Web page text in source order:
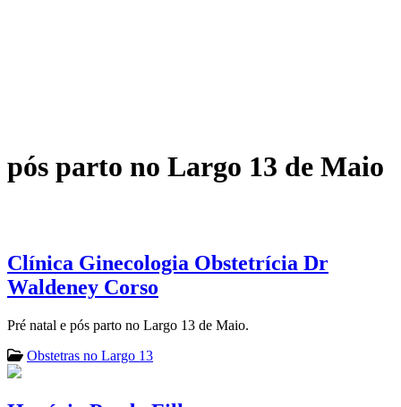
pós parto no Largo 13 de Maio
Clínica Ginecologia Obstetrícia Dr
Waldeney Corso
Pré natal e pós parto no Largo 13 de Maio.
Obstetras no Largo 13